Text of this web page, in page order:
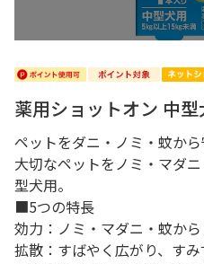
薬用ショットオン 中
ペットをダニ・ノミ・蚊から
大切なペットをノミ・マダ
型犬用。
■5つの特長
効力：ノミ・マダニ・蚊か
拡散：すばやく広がり、す